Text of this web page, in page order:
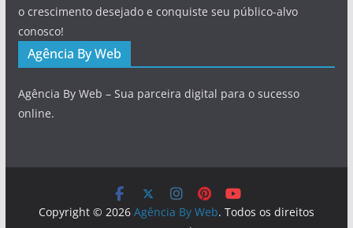
o crescimento desejado e conquiste seu público-alvo
conosco!
Agência By Web
Agência By Web – Sua parceira digital para o sucesso
online.
Copyright © 2026 Agência By Web. Todos os direitos